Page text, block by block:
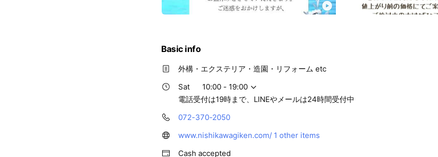
Basic info
外構・エクステリア・造園・リフォーム etc
Sat
10:00 - 19:00
電話受付は19時まで、LINEやメールは24時間受付中
072-370-2050
www.nishikawagiken.com/ 1 other items
Cash accepted